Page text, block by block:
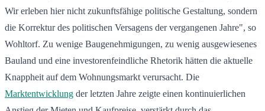
Wir erleben hier nicht zukunftsfähige politische Gestaltung, sondern
die Korrektur des politischen Versagens der vergangenen Jahre", so
Wohltorf. Zu wenige Baugenehmigungen, zu wenig ausgewiesenes
Bauland und eine investorenfeindliche Rhetorik hätten die aktuelle
Knappheit auf dem Wohnungsmarkt verursacht. Die
Marktentwicklung der letzten Jahre zeigte einen kontinuierlichen